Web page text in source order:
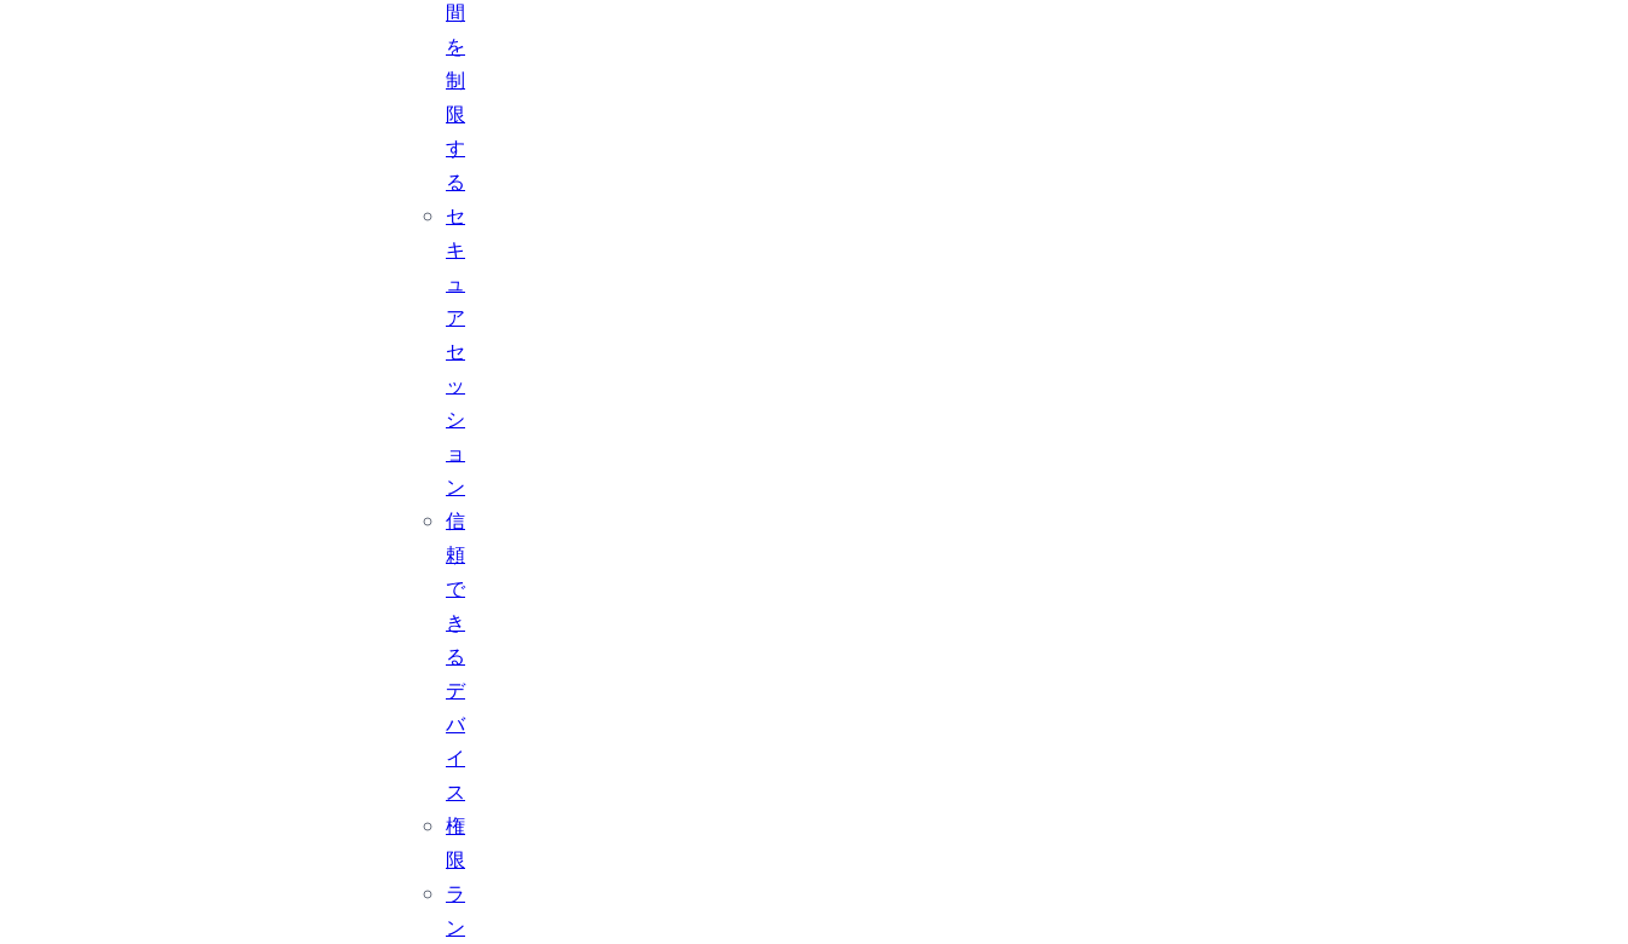
間
を
制
限
す
る
セ
キ
ュ
ア
セ
ッ
シ
ョ
ン
信
頼
で
き
る
デ
バ
イ
ス
権
限
ラ
ン